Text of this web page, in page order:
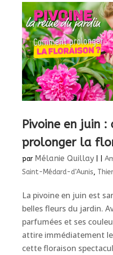
Pivoine en juin :
prolonger la
par Mélanie Quillay|
Saint-Médard-d’Aunis,
La pivoine en juin est
belles fleurs du jardin.
parfumées et ses
attire immédiatement
cette floraison